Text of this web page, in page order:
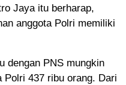
Jaya itu berharap,
anggota Polri memiliki
dengan PNS mungkin
Polri 437 ribu orang. Dari